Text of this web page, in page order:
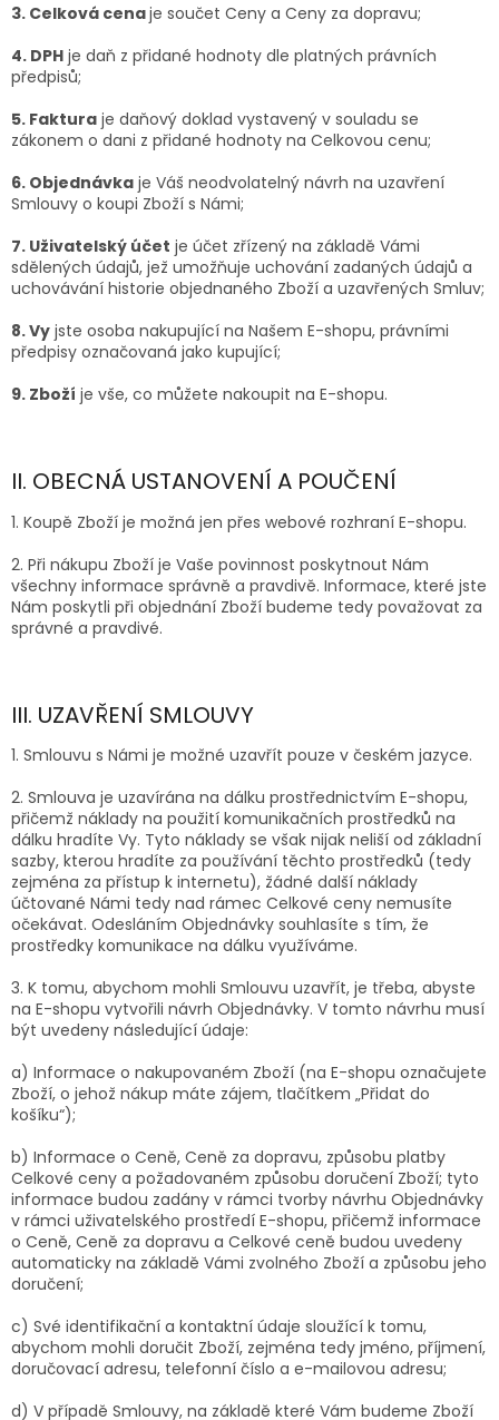
3. Celková cenaje součet Ceny a Ceny za dopravu;
4. DPH je daň z přidané hodnoty dle platných právních
předpisů;
5. Faktura je daňový doklad vystavený v souladu se
zákonem o dani z přidané hodnoty na Celkovou cenu;
6. Objednávka je Váš neodvolatelný návrh na uzavření
Smlouvy o koupi Zboží s Námi;
7. Uživatelský účet je účet zřízený na základě Vámi
sdělených údajů, jež umožňuje uchování zadaných údajů a
uchovávání historie objednaného Zboží a uzavřených Smluv;
8. Vy jste osoba nakupující na Našem E-shopu, právními
předpisy označovaná jako kupující;
9. Zboží je vše, co můžete nakoupit na E-shopu.
II. OBECNÁ USTANOVENÍ A POUČENÍ
1. Koupě Zboží je možná jen přes webové rozhraní E-shopu.
2. Při nákupu Zboží je Vaše povinnost poskytnout Nám
všechny informace správně a pravdivě. Informace, které jste
Nám poskytli při objednání Zboží budeme tedy považovat za
správné a pravdivé.
III. UZAVŘENÍ SMLOUVY
1. Smlouvu s Námi je možné uzavřít pouze v českém jazyce.
2. Smlouva je uzavírána na dálku prostřednictvím E-shopu,
přičemž náklady na použití komunikačních prostředků na
dálku hradíte Vy. Tyto náklady se však nijak neliší od základní
sazby, kterou hradíte za používání těchto prostředků (tedy
zejména za přístup k internetu), žádné další náklady
účtované Námi tedy nad rámec Celkové ceny nemusíte
očekávat. Odesláním Objednávky souhlasíte s tím, že
prostředky komunikace na dálku využíváme.
3. K tomu, abychom mohli Smlouvu uzavřít, je třeba, abyste
na E-shopu vytvořili návrh Objednávky. V tomto návrhu musí
být uvedeny následující údaje:
a) Informace o nakupovaném Zboží (na E-shopu označujete
Zboží, o jehož nákup máte zájem, tlačítkem „Přidat do
košíku“);
b) Informace o Ceně, Ceně za dopravu, způsobu platby
Celkové ceny a požadovaném způsobu doručení Zboží; tyto
informace budou zadány v rámci tvorby návrhu Objednávky
v rámci uživatelského prostředí E-shopu, přičemž informace
o Ceně, Ceně za dopravu a Celkové ceně budou uvedeny
automaticky na základě Vámi zvolného Zboží a způsobu jeho
doručení;
c) Své identifikační a kontaktní údaje sloužící k tomu,
abychom mohli doručit Zboží, zejména tedy jméno, příjmení,
doručovací adresu, telefonní číslo a e-mailovou adresu;
d) V případě Smlouvy, na základě které Vám budeme Zboží